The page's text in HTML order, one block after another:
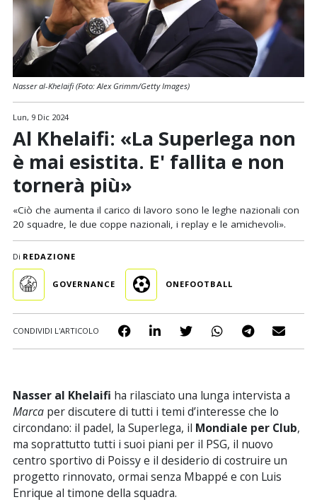
Lun, 9 Dic 2024
Al Khelaifi: «La Superlega non
è mai esistita. E' fallita e non
tornerà più»
«Ciò che aumenta il carico di lavoro sono le leghe nazionali con
20 squadre, le due coppe nazionali, i replay e le amichevoli».
Di REDAZIONE
GOVERNANCE ONEFOOTBALL
CONDIVIDI L'ARTICOLO
Nasser al-Khelaifi (Foto: Alex Grimm/Getty Images)
Nasser al Khelaifi ha rilasciato una lunga intervista a
Marca per discutere di tutti i temi d’interesse che lo
circondano: il padel, la Superlega, il Mondiale per Club,
ma soprattutto tutti i suoi piani per il PSG, il nuovo
centro sportivo di Poissy e il desiderio di costruire un
progetto rinnovato, ormai senza Mbappé e con Luis
Enrique al timone della squadra.